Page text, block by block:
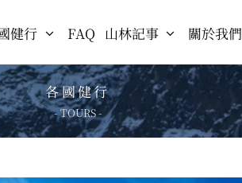
健行 FAQ 山林記事 關於我們
各國健行
- TOURS -